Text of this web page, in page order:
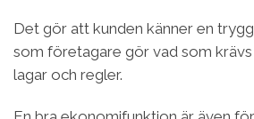
Det gör att kunden känner en
som företagare gör vad som
lagar och regler.